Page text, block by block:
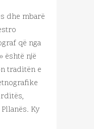
dhe mbarë
që nga
është një
traditën e
Ky